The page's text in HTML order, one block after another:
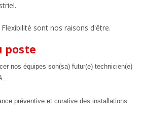
sont nos raisons d'être.
poste
nos équipes son(sa) futur(e) technicien(e)
.
préventive et curative des installations.